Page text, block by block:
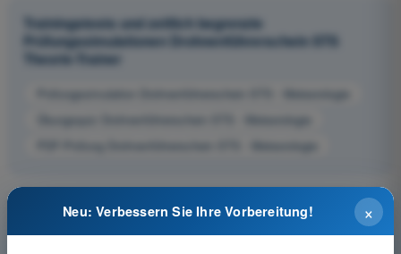
Trainingstests und zeitlich begrenzte
Prüfungssimulationen Drohnenführerschein STS
Theorie-Trainer
Prüfungssimulation Drohnenführerschein STS - Meteorologie
Übungsquiz Drohnenführerschein STS - Meteorologie
PDF-Prüfung Drohnenführerschein STS - Meteorologie
×
Neu: Verbessern Sie Ihre Vorbereitung!